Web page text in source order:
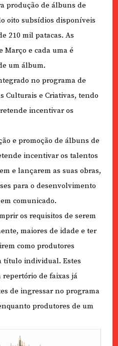
produção de álbuns de
oito subsídios disponíveis
210 mil patacas. As
Março e cada uma é
um álbum.
no programa de
Culturais e Criativas, tendo
incentivar os
e promoção de álbuns de
incentivar os talentos
e lançarem as suas obras,
para o desenvolvimento
comunicado.
os requisitos de serem
maiores de idade e ter
como produtores
título individual. Estes
de faixas já
de ingressar no programa
produtores de um